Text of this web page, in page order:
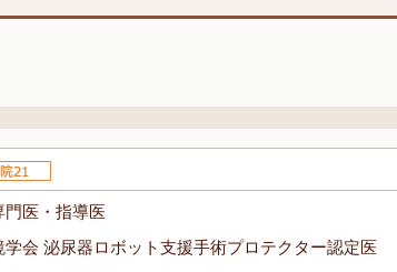
門医・指導医
学会 泌尿器ロボット支援手術プロテクター認定医